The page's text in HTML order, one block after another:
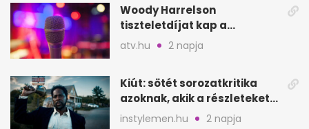
Woody Harrelson
tiszteletdíjat kap a
Szarajevói Filmfesztiválon
atv.hu 2 napja
Kiút: sötét sorozatkritika
azoknak, akik a részleteket
keresik
instylemen.hu 2 napja